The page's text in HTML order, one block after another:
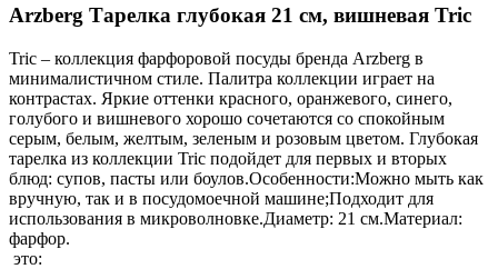
Arzberg Тарелка глубокая 21 см, вишневая Tric
Tric – коллекция фарфоровой посуды бренда Arzberg в
минималистичном стиле. Палитра коллекции играет на
контрастах. Яркие оттенки красного, оранжевого, синего,
голубого и вишневого хорошо сочетаются со спокойным
серым, белым, желтым, зеленым и розовым цветом. Глубокая
тарелка из коллекции Tric подойдет для первых и вторых
блюд: супов, пасты или боулов.Особенности:Можно мыть как
вручную, так и в посудомоечной машине;Подходит для
использования в микроволновке.Диаметр: 21 см.Материал:
фарфор.
это: